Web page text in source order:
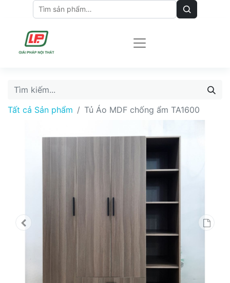
Tất cả Sản phẩm Tủ Áo MDF chống ẩm TA1600